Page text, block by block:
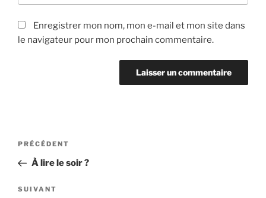
Enregistrer mon nom, mon e-mail et mon site dans
le navigateur pour mon prochain commentaire.
Navigation
l’article
Article
précédent
PRÉCÉDENT
À lire le soir ?
Article
SUIVANT